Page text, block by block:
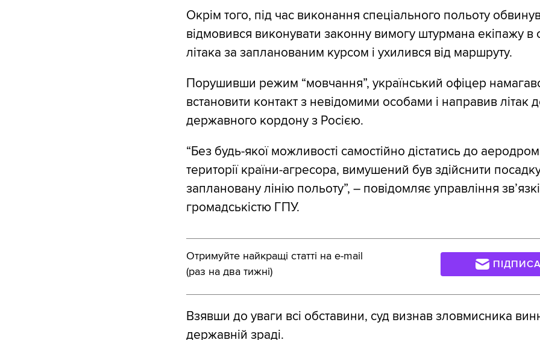
Окрім того, під час виконання спеціального польоту
відмовився виконувати законну вимогу штурмана екіпажу в
літака за запланованим курсом і ухилився від маршруту.
Порушивши режим “мовчання”, український офіцер
встановити контакт з невідомими особами і направив літак
державного кордону з Росією.
“Без будь-якої можливості самостійно дістатись до
території країни-агресора, вимушений був здійснити
заплановану лінію польоту”, – повідомляє управління
громадськістю ГПУ.
Отримуйте найкращі статті на e-mail
(раз на два тижні)
Взявши до уваги всі обставини, суд визнав зловмисника
державній зраді.